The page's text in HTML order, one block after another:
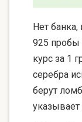
Нет
925 пробы
курс за 1
серебра
берут
указывает